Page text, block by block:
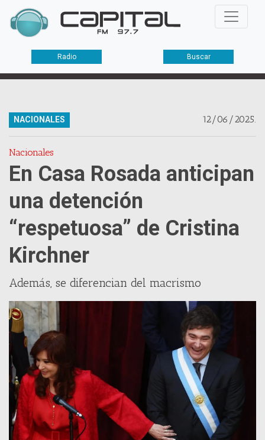
Radio Buscar
12/06/2025.
NACIONALES
Nacionales
En Casa Rosada anticipan
una detención
“respetuosa” de Cristina
Kirchner
Además, se diferencian del macrismo